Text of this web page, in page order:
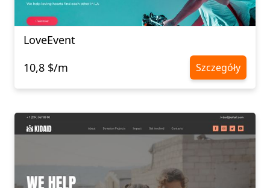
LoveEvent
10,8 $/m
Szczegóły